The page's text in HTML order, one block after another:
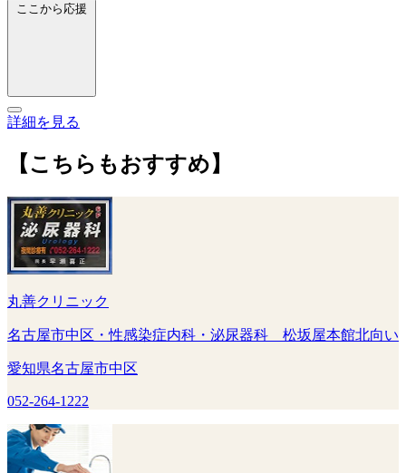
ここから応援
詳細を見る
【こちらもおすすめ】
丸善クリニック
名古屋市中区・性感染症内科・泌尿器科 松坂屋本館北向い
愛知県名古屋市中区
052-264-1222